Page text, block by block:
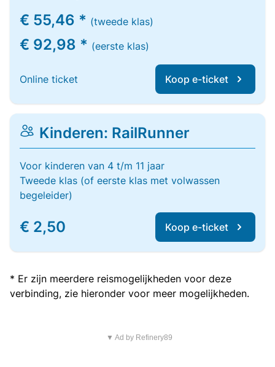
€ 55,46 * (tweede klas)
€ 92,98 * (eerste klas)
Online ticket Koop e-ticket
Kinderen: RailRunner
Voor kinderen van 4 t/m 11 jaar
Tweede klas (of eerste klas met volwassen
begeleider)
€ 2,50 Koop e-ticket
* Er zijn meerdere reismogelijkheden voor deze
verbinding, zie hieronder voor meer mogelijkheden.
▼ Ad by Refinery89